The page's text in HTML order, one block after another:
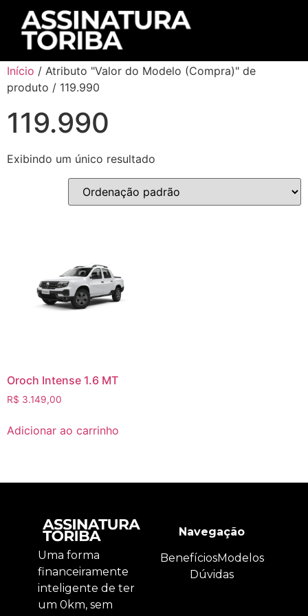
Início / Atributo "Valor do Modelo (Compra)" de
produto / 119.990
119.990
Exibindo um único resultado
Oroch Intense 1.6 MT
R$ 3.149,00
Adicionar ao carrinho
Uma forma
financeiramente
inteligente de ter
um 0km, sem
Navegação
BenefíciosModelos
Dúvidas